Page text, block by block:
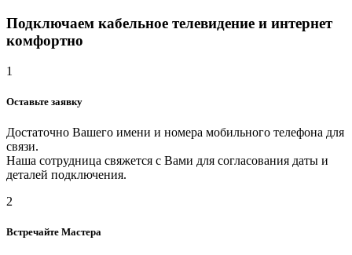
Подключаем кабельное телевидение и интернет
комфортно
1
Оставьте заявку
Достаточно Вашего имени и номера мобильного телефона для
связи.
Наша сотрудница свяжется с Вами для согласования даты и
деталей подключения.
2
Встречайте Мастера